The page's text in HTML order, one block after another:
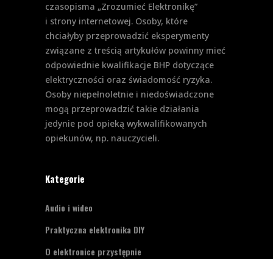
czasopisma „Zrozumieć Elektronikę”
i strony internetowej. Osoby, które
chciałyby przeprowadzić eksperymenty
związane z treścią artykułów powinny mieć
odpowiednie kwalifikacje BHP dotyczące
elektryczności oraz świadomość ryzyka.
Osoby niepełnoletnie i niedoświadczone
mogą przeprowadzić takie działania
jedynie pod opieką wykwalifikowanych
opiekunów, np. nauczycieli.
Kategorie
Audio i wideo
Praktyczna elektronika DIY
O elektronice przystępnie